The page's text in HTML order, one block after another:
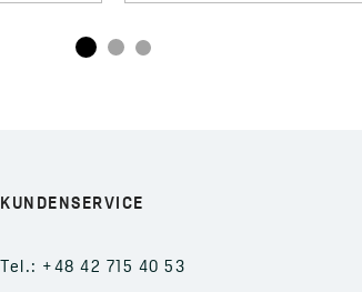
KUNDENSERVICE
Tel.: +48 42 715 40 53